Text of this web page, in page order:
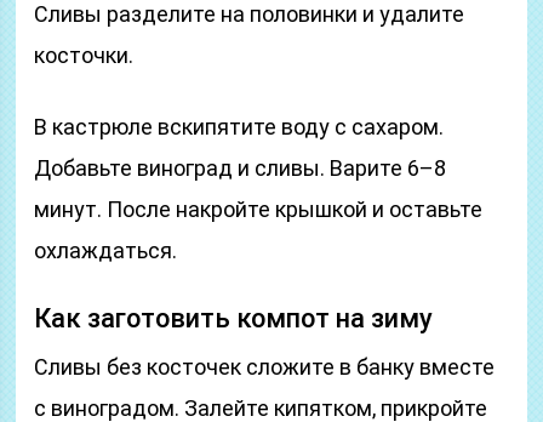
Сливы разделите на половинки и удалите
косточки.
В кастрюле вскипятите воду с сахаром.
Добавьте виноград и сливы. Варите 6–8
минут. После накройте крышкой и оставьте
охлаждаться.
Как заготовить компот на зиму
Сливы без косточек сложите в банку вместе
с виноградом. Залейте кипятком, прикройте